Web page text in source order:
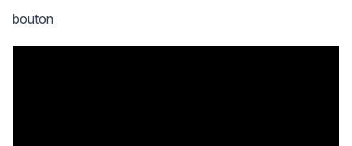
bouton